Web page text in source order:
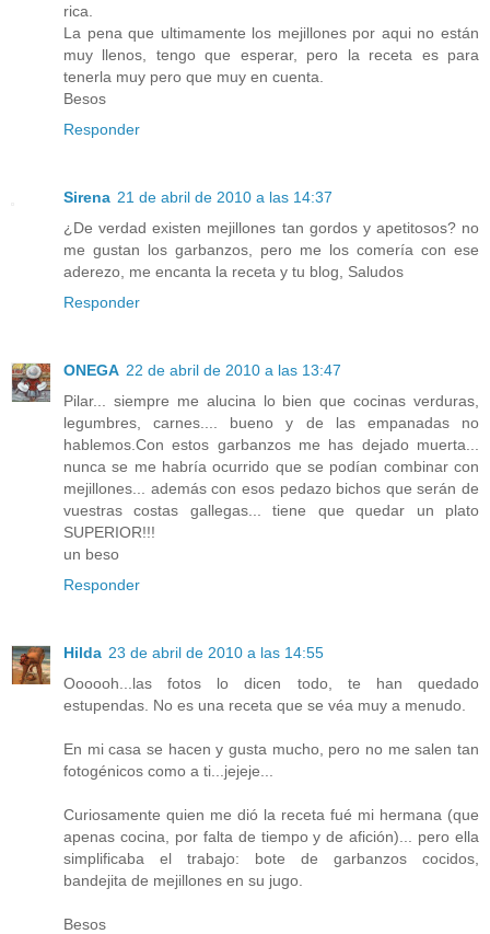
rica.
La pena que ultimamente los mejillones por aqui no están
muy llenos, tengo que esperar, pero la receta es para
tenerla muy pero que muy en cuenta.
Besos
Responder
Sirena 21 de abril de 2010 a las 14:37
¿De verdad existen mejillones tan gordos y apetitosos? no
me gustan los garbanzos, pero me los comería con ese
aderezo, me encanta la receta y tu blog, Saludos
Responder
ONEGA 22 de abril de 2010 a las 13:47
Pilar... siempre me alucina lo bien que cocinas verduras,
legumbres, carnes.... bueno y de las empanadas no
hablemos.Con estos garbanzos me has dejado muerta...
nunca se me habría ocurrido que se podían combinar con
mejillones... además con esos pedazo bichos que serán de
vuestras costas gallegas... tiene que quedar un plato
SUPERIOR!!!
un beso
Responder
Hilda 23 de abril de 2010 a las 14:55
Oooooh...las fotos lo dicen todo, te han quedado
estupendas. No es una receta que se véa muy a menudo.
En mi casa se hacen y gusta mucho, pero no me salen tan
fotogénicos como a ti...jejeje...
Curiosamente quien me dió la receta fué mi hermana (que
apenas cocina, por falta de tiempo y de afición)... pero ella
simplificaba el trabajo: bote de garbanzos cocidos,
bandejita de mejillones en su jugo.
Besos